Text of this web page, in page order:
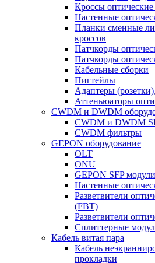
Кроссы
Настенные
Планки сменные
кроссов
Патчкорды
Патчкорды
Кабельные сборки
Пигтейлы
Адаптеры
Аттеньюаторы
CWDM и DWDM
CWDM и DWDM
CWDM фильтры
GEPON оборудование
OLT
ONU
GEPON SFP модули
Настенные
Разветвители
(FBT)
Разветвители
Сплиттерные
Кабель витая пара
Кабель
прокладки